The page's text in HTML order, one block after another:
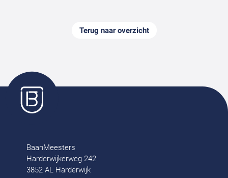
Terug naar overzicht
BaanMeesters
Harderwijkerweg 242
3852 AL Harderwijk